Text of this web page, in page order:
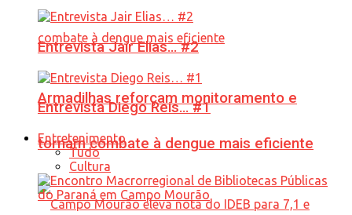
Armadilhas reforçam monitoramento e
tornam combate à dengue mais eficiente
Entrevista Jair Elias… #2
Entrevista Diego Reis… #1
Entretenimento
Tudo
Cultura